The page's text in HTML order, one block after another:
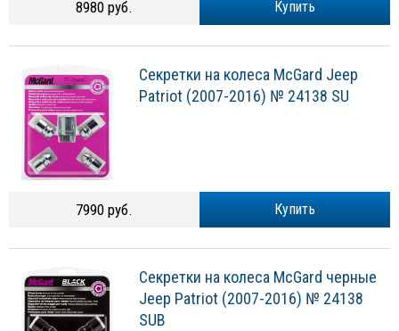
Купить
8980 руб.
Секретки на колеса McGard Jeep
Patriot (2007-2016) № 24138 SU
Купить
7990 руб.
Секретки на колеса McGard черные
Jeep Patriot (2007-2016) № 24138
SUB